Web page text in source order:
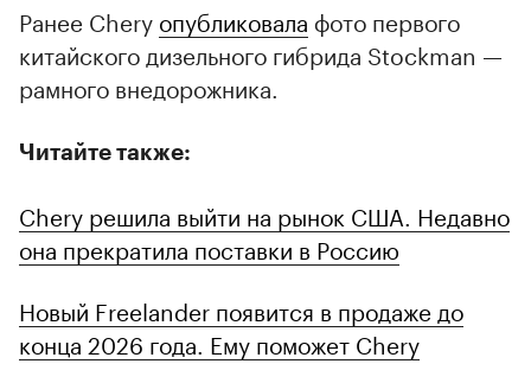
Ранее Chery опубликовала фото первого
китайского дизельного гибрида Stockman —
рамного внедорожника.
Читайте также:
Chery решила выйти на рынок США. Недавно
она прекратила поставки в Россию
Новый Freelander появится в продаже до
конца 2026 года. Ему поможет Chery